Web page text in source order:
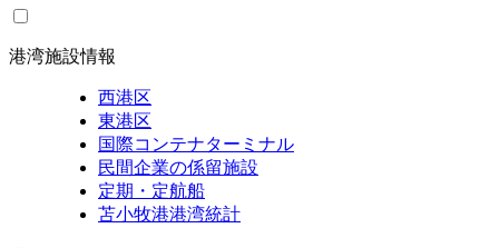
港湾施設情報
西港区
東港区
国際コンテナターミナル
民間企業の係留施設
定期・定航船
苫小牧港港湾統計